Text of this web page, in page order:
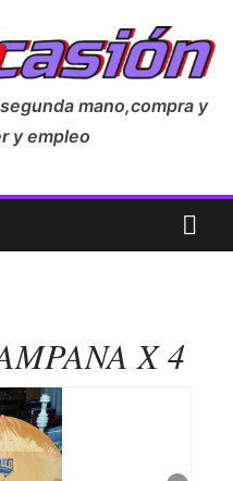
mano,compra y
y empleo
X 4